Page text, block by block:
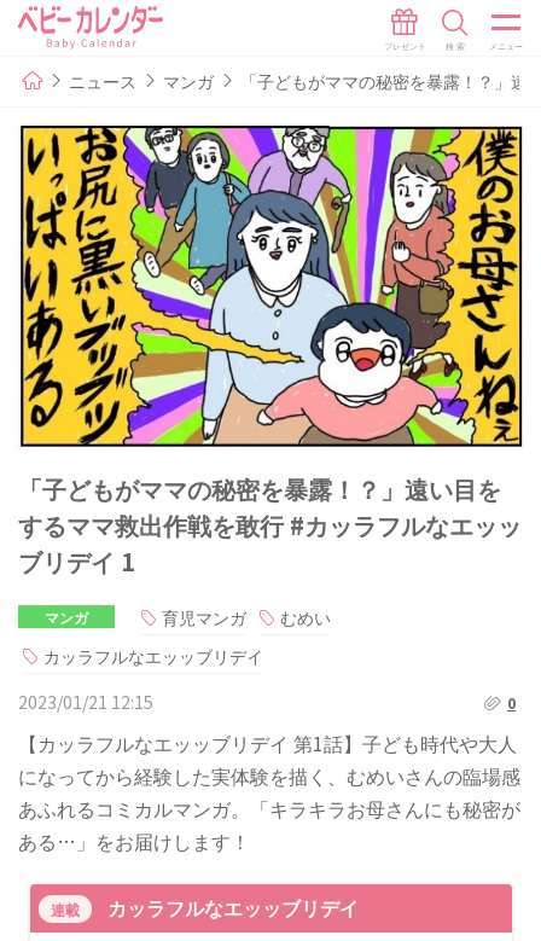
ニュース マンガ 「子どもがママの秘密を暴露！？」
「子どもがママの秘密を暴露！？」遠い目を
するママ救出作戦を敢行 #カッラフルなエッッ
ブリデイ 1
マンガ 育児マンガ
むめい
カッラフルなエッッブリデイ
2023/01/21 12:15
0
【カッラフルなエッッブリデイ 第1話】子ども時代や大人
になってから経験した実体験を描く、むめいさんの臨場感
あふれるコミカルマンガ。「キラキラお母さんにも秘密が
ある…」をお届けします！
連載 カッラフルなエッッブリデイ